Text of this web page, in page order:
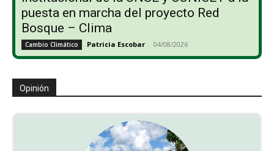
puesta en marcha del proyecto Red
Bosque – Clima
Cambio Climático Patricia Escobar - 04/08/2026
Opinión